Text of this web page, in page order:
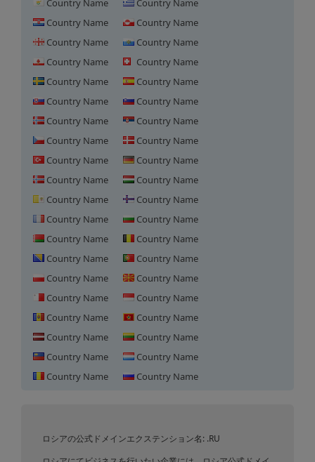
Country Name
Country Name
Country Name
Country Name
Country Name
Country Name
Country Name
Country Name
Country Name
Country Name
Country Name
Country Name
Country Name
Country Name
Country Name
Country Name
Country Name
Country Name
Country Name
Country Name
Country Name
Country Name
Country Name
Country Name
Country Name
Country Name
Country Name
Country Name
Country Name
Country Name
Country Name
Country Name
Country Name
Country Name
Country Name
Country Name
Country Name
Country Name
Country Name
Country Name
ロシアにおけるドメイン登録
ロシアの公式ドメインエクステンション名: .RU